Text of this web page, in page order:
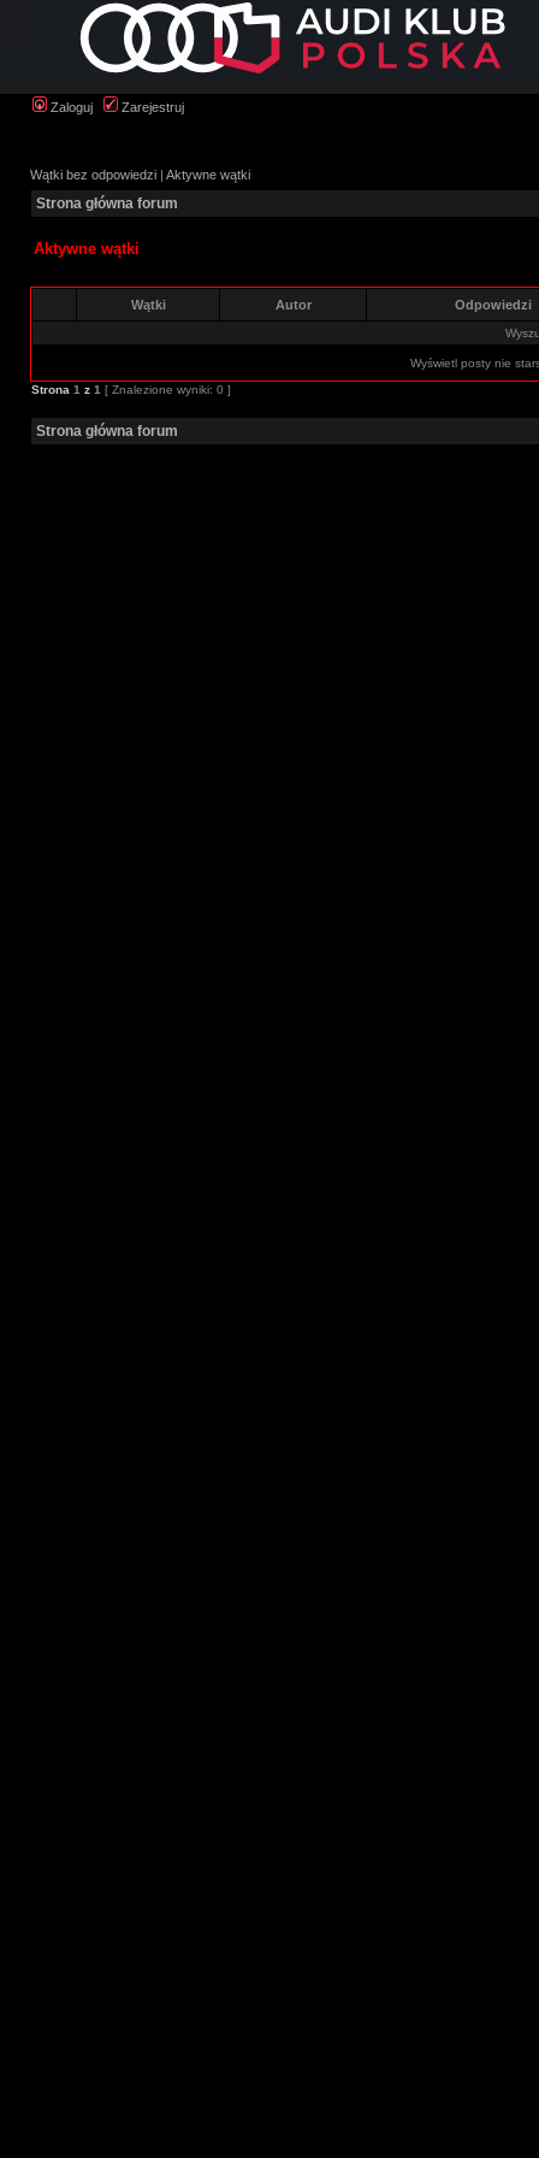
Zaloguj Zarejestruj
Wątki bez odpowiedzi | Aktywne wątki
Strona główna forum
Aktywne wątki
Wątki Autor Odpowiedzi
Wyświetl posty nie
Strona 1 z 1 [ Znalezione wyniki: 0 ]
Strona główna forum